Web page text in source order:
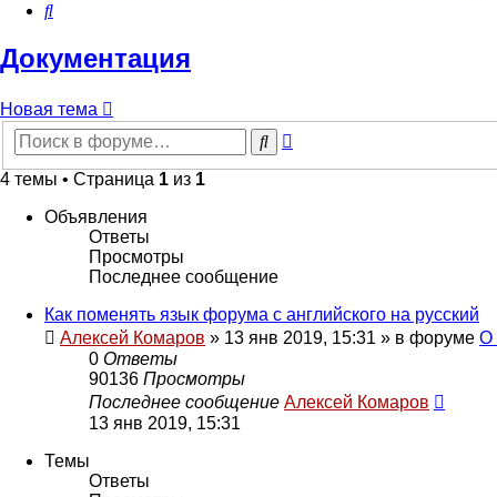
Поиск
Документация
Новая тема
Поиск
4 темы • Страница 1 из 1
Объявления
Ответы
Просмотры
Последнее сообщение
Как поменять язык форума с английского на русский
Алексей Комаров » 13 янв 2019, 15:31 » в форуме О
0 Ответы
90136 Просмотры
Последнее сообщение Алексей Комаров
13 янв 2019, 15:31
Темы
Ответы